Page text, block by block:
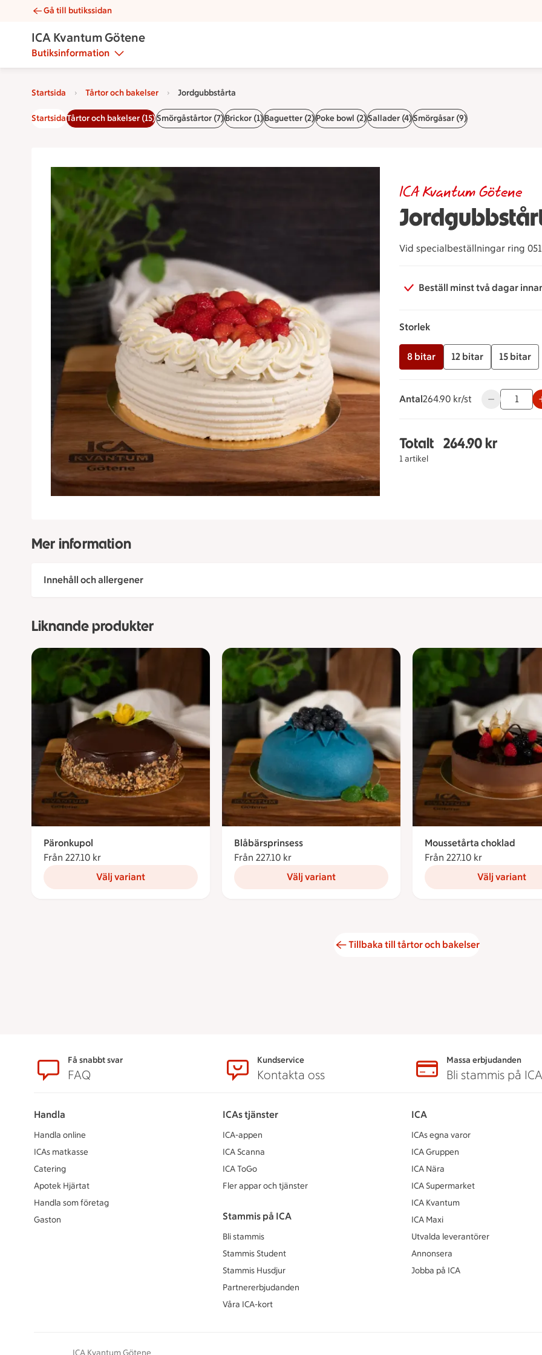
Jordgubbstårta | Catering ICA Kvantum Götene
Gå till butikssidan
ICA Kvantum Götene
Butiksinformation
Startsida Tårtor och bakelser Jordgubbstårta
StartsidaTårtor och bakelser (15)Smörgåstårtor (7)Brickor (1)Baguetter (2)Poke bowl (2)Sallader (4)Smörgåsar (9)
ICA Kvantum Götene
Vid specialbeställningar ring
Beställ minst två dagar
Storlek
8 bitar 12 bitar 15 bitar
Antal
264.90 kronor styck
264.90 kr/st Använd
Totalt
1 artikel
Totalt 1 stycken
264.90 kr
Mer information
Innehåll och allergener
Liknande produkter
Päronkupol
Från 227.10 kr
Välj variant
Blåbärsprinsess
Från 227.10 kr
Välj variant
Moussetårta choklad
Från 227.10 kr
Välj variant
Tillbaka till tårtor och bakelser
SidfotFå snabbt svar
FAQ
Kundservice
Kontakta oss
Massa erbjudanden
Bli stammis på ICA
Handla
Handla online
ICAs matkasse
Catering
Apotek Hjärtat
Handla som företag
Gaston
ICAs tjänster
ICA-appen
ICA Scanna
ICA ToGo
Fler appar och tjänster
Stammis på ICA
Bli stammis
Stammis Student
Stammis Husdjur
Partnererbjudanden
Våra ICA-kort
ICA
ICAs egna varor
ICA Gruppen
ICA Nära
ICA Supermarket
ICA Kvantum
ICA Maxi
Utvalda leverantörer
Annonsera
Jobba på ICA
ICA Kvantum Götene